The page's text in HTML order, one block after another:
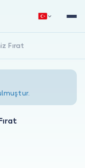
Giriş Yap
Fırat